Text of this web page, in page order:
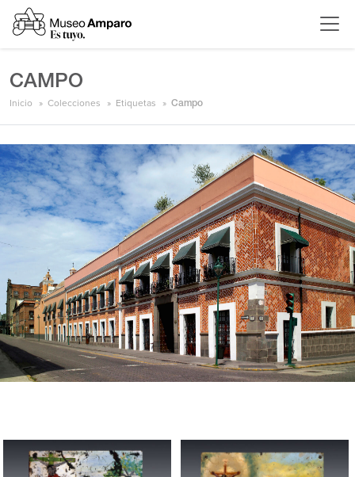
CAMPO
Inicio Colecciones Etiquetas Campo